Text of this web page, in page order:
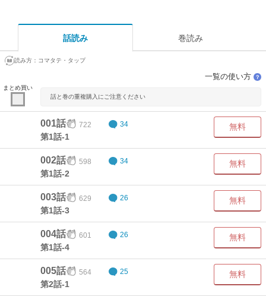
話読み 巻読み
読み方： コマタテ・タップ
まとめ買い
一覧の使い方 ？
話と巻の重複購入にご注意ください
001話 722 34
第1話-1
無料
002話 598 34
第1話-2
無料
003話 629 26
第1話-3
無料
004話 601 26
第1話-4
無料
005話 564 25
第2話-1
無料